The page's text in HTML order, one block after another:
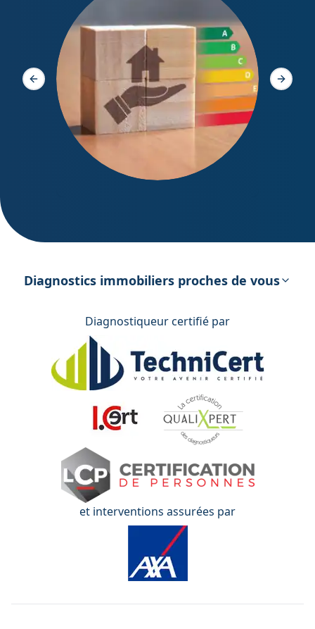
énergétique
Slide précédente Slide
Diagnostics immobiliers proches de vous
Diagnostiqueur certifié par
et interventions assurées par